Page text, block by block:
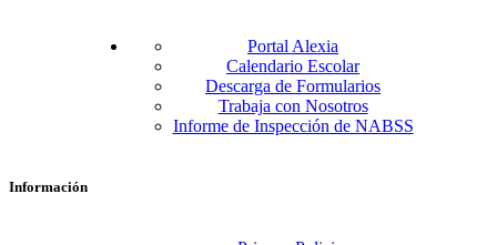
Portal Alexia
Calendario Escolar
Descarga de Formularios
Trabaja con Nosotros
Informe de Inspección de NABSS
Información